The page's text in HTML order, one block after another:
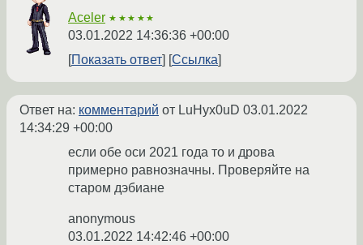
Aceler ★★★★★
03.01.2022 14:36:36 +00:00
Показать ответ
Ссылка
Ответ на: комментарий от LuHyx0uD 03.01.2022
14:34:29 +00:00
если обе оси 2021 года то и дрова
примерно равнозначны. Проверяйте на
старом дэбиане
anonymous
03.01.2022 14:42:46 +00:00